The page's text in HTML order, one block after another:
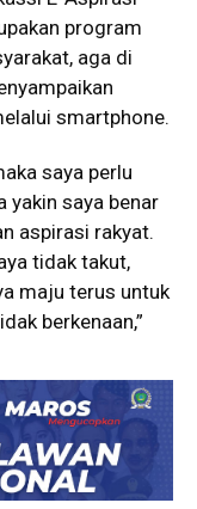
program
aga di
smartphone.
saya perlu
yakin saya benar
aspirasi rakyat.
tidak takut,
maju terus untuk
berkenaan,”